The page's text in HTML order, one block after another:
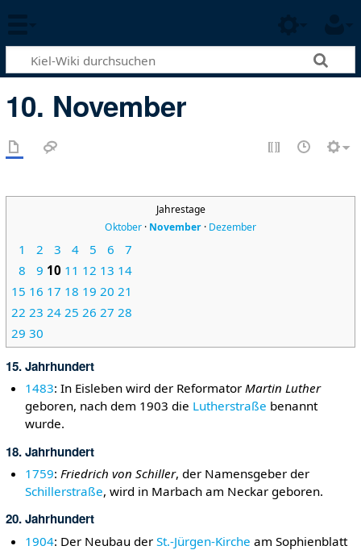
10. November
Jahrestage
Oktober · November · Dezember
1 2 3 4 5 6
7
8
9 10 11 12 13 14
15 16 17 18 19 20 21
22 23 24 25 26 27 28
29 30
15. Jahrhundert
1483: In Eisleben wird der ReformatorMartin Luther
geboren, nach dem 1903 die Lutherstraße benannt
wurde.
18. Jahrhundert
1759:Friedrich von Schiller, der Namensgeber der
Schillerstraße, wird in Marbach am Neckar geboren.
20. Jahrhundert
1904: Der Neubau derSt.-Jürgen-Kirche am Sophienblatt